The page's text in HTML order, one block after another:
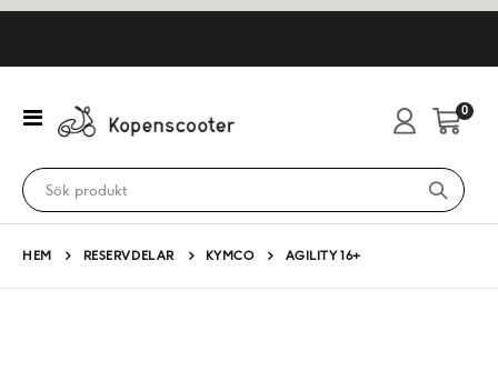
Växla
Nav
Cart
0
HEM RESERVDELAR KYMCO AGILITY 16+